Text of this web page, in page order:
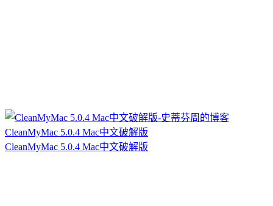
CleanMyMac 5.0.4 Mac中文破解版
CleanMyMac 5.0.4 Mac中文破解版